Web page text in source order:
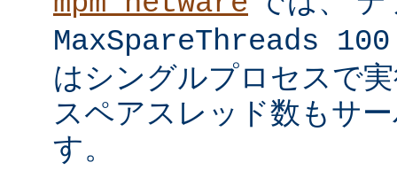
MaxSpareThreads 100
はシングルプロセスで
スペアスレッド数もサ
す。